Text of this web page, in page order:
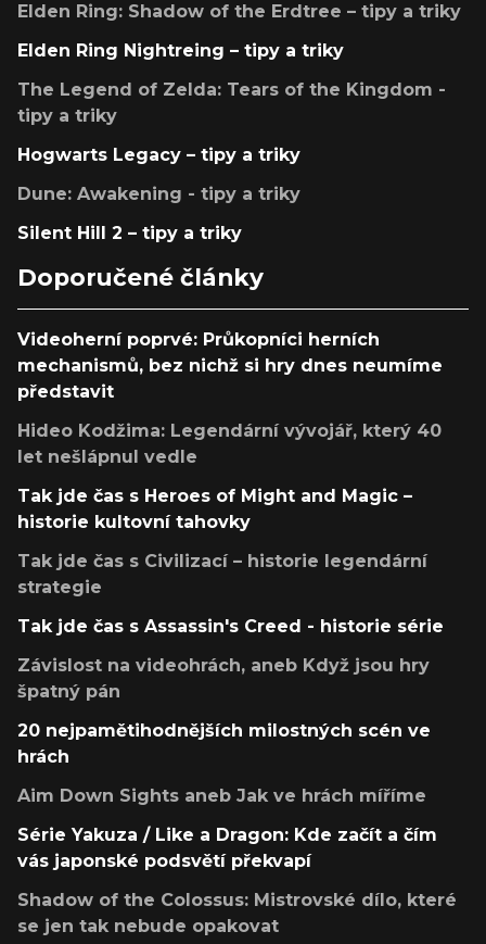
Elden Ring: Shadow of the Erdtree – tipy a triky
Elden Ring Nightreing – tipy a triky
The Legend of Zelda: Tears of the Kingdom -
tipy a triky
Hogwarts Legacy – tipy a triky
Dune: Awakening - tipy a triky
Silent Hill 2 – tipy a triky
Doporučené články
Videoherní poprvé: Průkopníci herních
mechanismů, bez nichž si hry dnes neumíme
představit
Hideo Kodžima: Legendární vývojář, který 40
let nešlápnul vedle
Tak jde čas s Heroes of Might and Magic –
historie kultovní tahovky
Tak jde čas s Civilizací – historie legendární
strategie
Tak jde čas s Assassin's Creed - historie série
Závislost na videohrách, aneb Když jsou hry
špatný pán
20 nejpamětihodnějších milostných scén ve
hrách
Aim Down Sights aneb Jak ve hrách míříme
Série Yakuza / Like a Dragon: Kde začít a čím
vás japonské podsvětí překvapí
Shadow of the Colossus: Mistrovské dílo, které
se jen tak nebude opakovat